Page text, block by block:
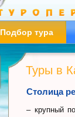
Подбор тура
Туры в
Столица
– крупный